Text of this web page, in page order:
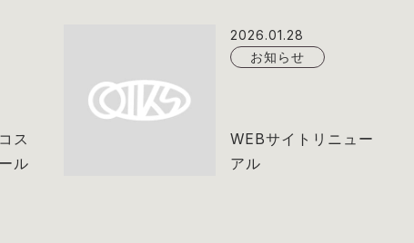
ス
ル
2026.01.28
お知らせ
WEBサイトリニュー
アル